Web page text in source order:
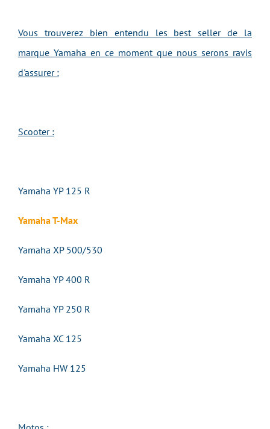
Vous trouverez bien entendu les best seller de la
marque Yamaha en ce moment que nous serons ravis
d'assurer :
Scooter :
Yamaha YP 125 R
Yamaha T-Max
Yamaha XP 500/530
Yamaha YP 400 R
Yamaha YP 250 R
Yamaha XC 125
Yamaha HW 125